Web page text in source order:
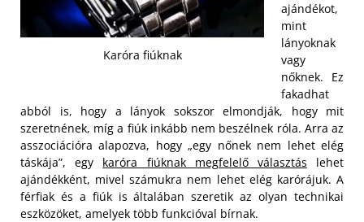
Karóra fiúknak
ajándékot,
mint
lányoknak
vagy
nőknek. Ez
fakadhat
abból is, hogy a lányok sokszor elmondják, hogy mit
szeretnének, míg a fiúk inkább nem beszélnek róla. Arra az
asszociációra alapozva, hogy „egy nőnek nem lehet elég
táskája”, egy karóra fiúknak megfelelő választás lehet
ajándékként, mivel számukra nem lehet elég karórájuk. A
férfiak és a fiúk is általában szeretik az olyan technikai
eszközöket, amelyek több funkcióval bírnak.